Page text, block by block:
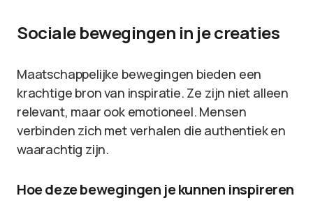
Sociale bewegingen in je creaties
Maatschappelijke bewegingen bieden een
krachtige bron van inspiratie. Ze zijn niet alleen
relevant, maar ook emotioneel. Mensen
verbinden zich met verhalen die authentiek en
waarachtig zijn.
Hoe deze bewegingen je kunnen inspireren